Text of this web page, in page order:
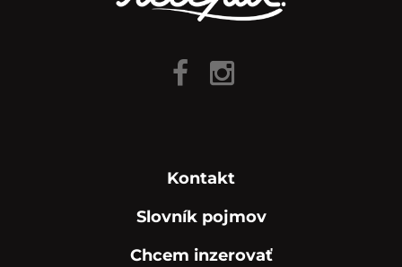
Kontakt
Slovník pojmov
Chcem inzerovať